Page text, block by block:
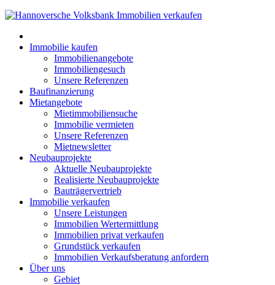
Immobilie kaufen
Immobilienangebote
Immobiliengesuch
Unsere Referenzen
Baufinanzierung
Mietangebote
Mietimmobiliensuche
Immobilie vermieten
Unsere Referenzen
Mietnewsletter
Neubauprojekte
Aktuelle Neubauprojekte
Realisierte Neubauprojekte
Bauträgervertrieb
Immobilie verkaufen
Unsere Leistungen
Immobilien Wertermittlung
Immobilien privat verkaufen
Grundstück verkaufen
Immobilien Verkaufsberatung anfordern
Über uns
Gebiet